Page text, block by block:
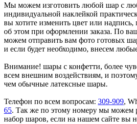
Мы можем изготовить любой шар с
индивидуальной наклейкой
вы хотите изменить цвет или
об этом при оформлении заказа. По
можем отправить вам фото готовых
и если будет необходимо, внесем
Внимание! шары с конфетти, более
всем внешним воздействиям, и
чем обычные латексные шары.
Телефон по всем вопросам: 309-909,
65. Так же по этому номеру мы можем
набор шаров, если на нашем сайте вы